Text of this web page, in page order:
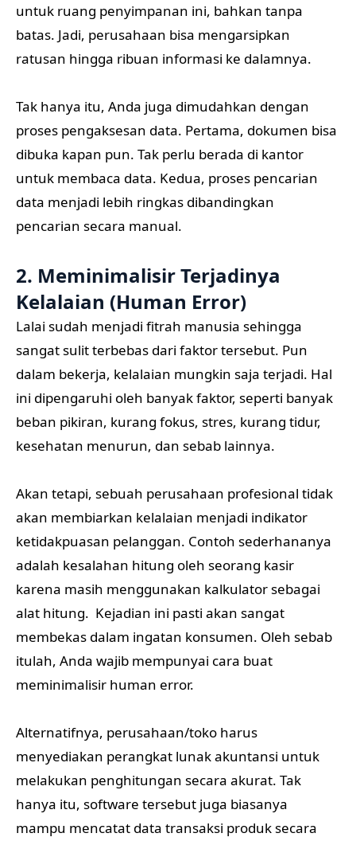
untuk ruang penyimpanan ini, bahkan tanpa
batas. Jadi, perusahaan bisa mengarsipkan
ratusan hingga ribuan informasi ke dalamnya.
Tak hanya itu, Anda juga dimudahkan dengan
proses pengaksesan data. Pertama, dokumen bisa
dibuka kapan pun. Tak perlu berada di kantor
untuk membaca data. Kedua, proses pencarian
data menjadi lebih ringkas dibandingkan
pencarian secara manual.
2. Meminimalisir Terjadinya
Kelalaian (Human Error)
Lalai sudah menjadi fitrah manusia sehingga
sangat sulit terbebas dari faktor tersebut. Pun
dalam bekerja, kelalaian mungkin saja terjadi. Hal
ini dipengaruhi oleh banyak faktor, seperti banyak
beban pikiran, kurang fokus, stres, kurang tidur,
kesehatan menurun, dan sebab lainnya.
Akan tetapi, sebuah perusahaan profesional tidak
akan membiarkan kelalaian menjadi indikator
ketidakpuasan pelanggan. Contoh sederhananya
adalah kesalahan hitung oleh seorang kasir
karena masih menggunakan kalkulator sebagai
alat hitung. Kejadian ini pasti akan sangat
membekas dalam ingatan konsumen. Oleh sebab
itulah, Anda wajib mempunyai cara buat
meminimalisir human error.
Alternatifnya, perusahaan/toko harus
menyediakan perangkat lunak akuntansi untuk
melakukan penghitungan secara akurat. Tak
hanya itu, software tersebut juga biasanya
mampu mencatat data transaksi produk secara